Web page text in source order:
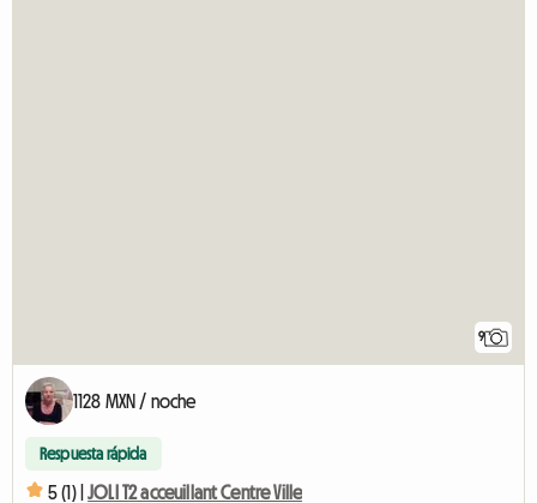
9
1128 MXN / noche
Respuesta rápida
5 (1) | JOLI T2 acceuillant Centre Ville